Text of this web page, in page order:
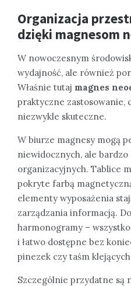
Organizacja
dzięki magnesom
W nowoczesnym
wydajność, ale również
Właśnie tutaj magnes
praktyczne zastosowanie,
niezwykle skuteczne.
W biurze magnesy mogą
niewidocznych, ale
organizacyjnych. Tablice
pokryte farbą
elementy wyposażenia
zarządzania informacją.
harmonogramy –
i łatwo dostępne bez
pinezek czy taśm
Szczególnie przydatne są